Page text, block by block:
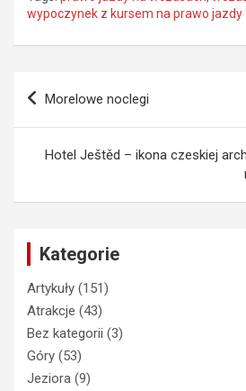
wypoczynek z kursem na prawo jazdy
Nawigacja
Morelowe noclegi
Hotel Ještěd – ikona czeskiej
Kategorie
Artykuły (151)
Atrakcje (43)
Bez kategorii (3)
Góry (53)
Jeziora (9)